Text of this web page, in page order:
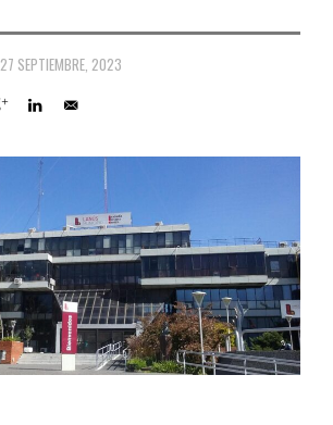
27 SEPTIEMBRE, 2023